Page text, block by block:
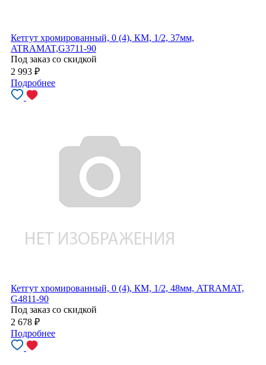
Кетгут хромированный, 0 (4), КМ, 1/2, 37мм,
ATRAMAT,G3711-90
Под заказ со скидкой
2 993 ₽
Подробнее
Кетгут хромированный, 0 (4), КМ, 1/2, 48мм, ATRAMAT,
G4811-90
Под заказ со скидкой
2 678 ₽
Подробнее